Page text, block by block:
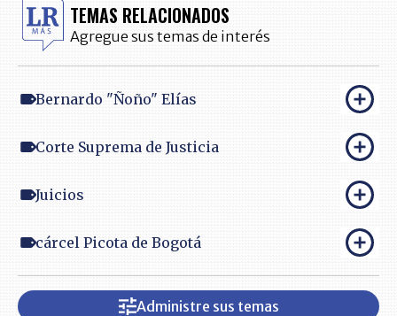
TEMAS RELACIONADOS
Agregue sus temas de interés
Bernardo "Ñoño" Elías
Corte Suprema de Justicia
Juicios
cárcel Picota de Bogotá
Administre sus temas